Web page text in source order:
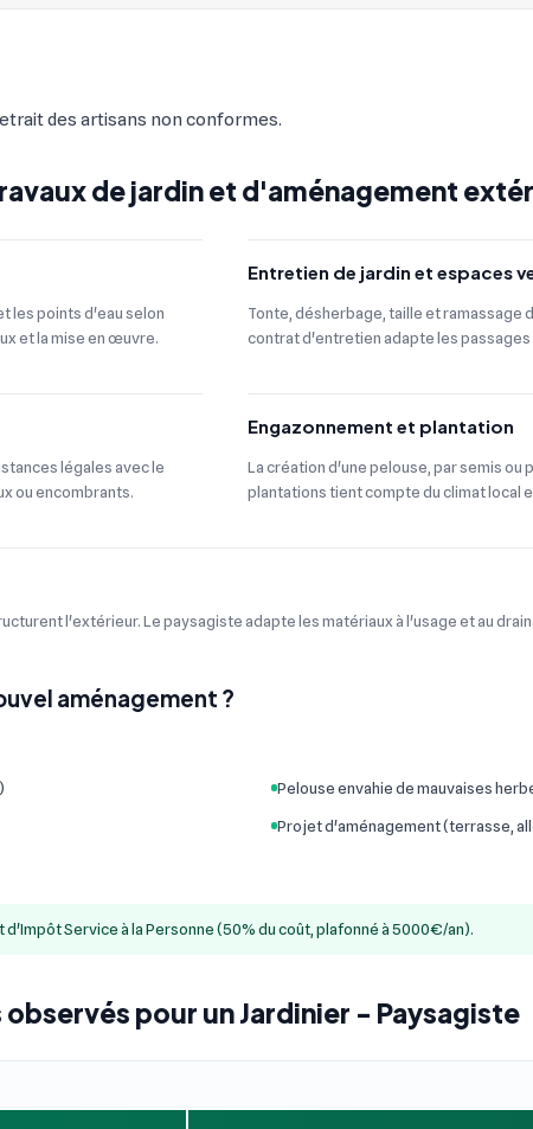
des artisans non conformes.
de jardin et d'aménagement
les points d'eau selon
et la mise en œuvre.
Entretien de jardin et espaces
Tonte, désherbage, taille et ramassage
contrat d'entretien adapte les passages
légales avec le
ou encombrants.
Engazonnement et plantation
La création d'une pelouse, par semis ou
plantations tient compte du climat local
l'extérieur. Le paysagiste adapte les matériaux à l'usage et au
aménagement ?
Pelouse envahie de mauvaises
Projet d'aménagement (terrasse,
Service à la Personne (50% du coût, plafonné à 5000€/an).
observés pour un Jardinier - Paysagiste